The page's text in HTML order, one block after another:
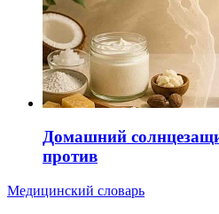
Домашний
против
Медицинский словарь